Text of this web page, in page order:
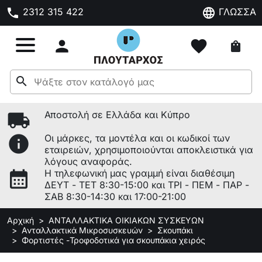
phone 2312 315 422 language ΓΛΩΣΣΑ
 favorite shopping_bag
search
local_shipping Αποστολή σε Ελλάδα και Κύπρο
info
Οι μάρκες, τα μοντέλα και οι κωδικοί των
εταιρειών, χρησιμοποιούνται αποκλειστικά για
λόγους αναφοράς.
calendar_month
Η τηλεφωνική μας γραμμή είναι διαθέσιμη
ΔΕΥΤ - ΤΕΤ 8:30-15:00 και ΤΡΙ - ΠΕΜ - ΠΑΡ -
ΣΑΒ 8:30-14:30 και 17:00-21:00
Αρχική
ΑΝΤΑΛΛΑΚΤΙΚΑ ΟΙΚΙΑΚΩΝ ΣΥΣΚΕΥΩΝ
Ανταλλακτικά Μικροσυσκευών
Σκουπάκι
Φορτιστές -Τροφοδοτικά για σκουπάκια χειρός